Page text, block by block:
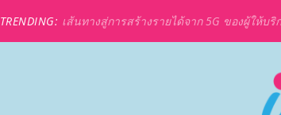
TRENDING: เส้นทางสู่การสร้างรายได้จาก 5G ของผู้ให้บริ